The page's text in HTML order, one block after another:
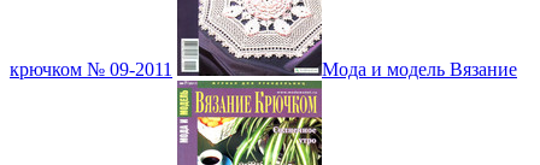
крючком № 09-2011 Мода и модель Вязание